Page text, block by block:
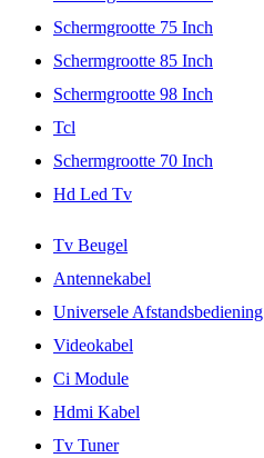
Schermgrootte 75 Inch
Schermgrootte 85 Inch
Schermgrootte 98 Inch
Tcl
Schermgrootte 70 Inch
Hd Led Tv
Tv Beugel
Antennekabel
Universele Afstandsbediening
Videokabel
Ci Module
Hdmi Kabel
Tv Tuner